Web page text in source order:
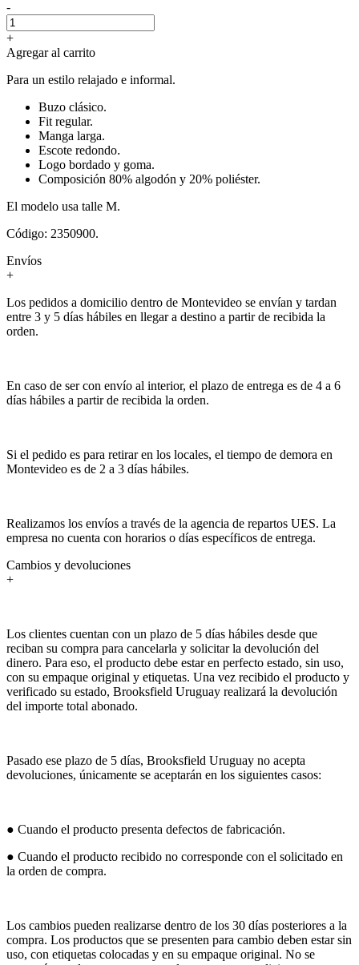
-
+
Agregar al carrito
Para un estilo relajado e informal.
Buzo clásico.
Fit regular.
Manga larga.
Escote redondo.
Logo bordado y goma.
Composición 80% algodón y 20% poliéster.
El modelo usa talle M.
Código: 2350900.
Envíos
+
Los pedidos a domicilio dentro de Montevideo se envían y tardan
entre 3 y 5 días hábiles en llegar a destino a partir de recibida la
orden.
En caso de ser con envío al interior, el plazo de entrega es de 4 a 6
días hábiles a partir de recibida la orden.
Si el pedido es para retirar en los locales, el tiempo de demora en
Montevideo es de 2 a 3 días hábiles.
Realizamos los envíos a través de la agencia de repartos UES. La
empresa no cuenta con horarios o días específicos de entrega.
Cambios y devoluciones
+
Los clientes cuentan con un plazo de 5 días hábiles desde que
reciban su compra para cancelarla y solicitar la devolución del
dinero. Para eso, el producto debe estar en perfecto estado, sin uso,
con su empaque original y etiquetas. Una vez recibido el producto y
verificado su estado, Brooksfield Uruguay realizará la devolución
del importe total abonado.
Pasado ese plazo de 5 días, Brooksfield Uruguay no acepta
devoluciones, únicamente se aceptarán en los siguientes casos:
● Cuando el producto presenta defectos de fabricación.
● Cuando el producto recibido no corresponde con el solicitado en
la orden de compra.
Los cambios pueden realizarse dentro de los 30 días posteriores a la
compra. Los productos que se presenten para cambio deben estar sin
uso, con etiquetas colocadas y en su empaque original. No se